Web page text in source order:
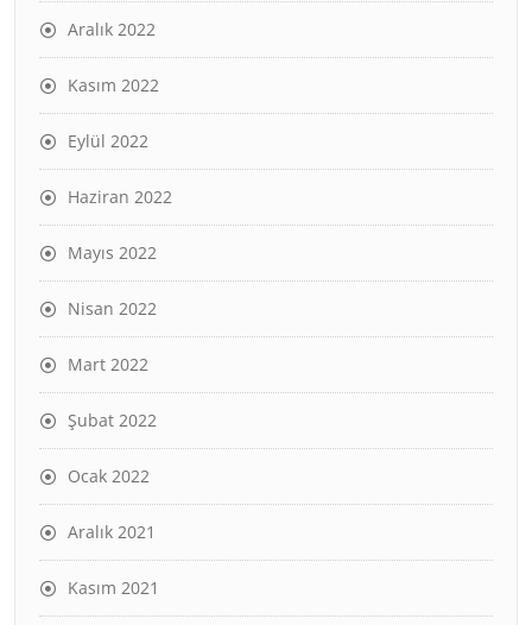
Aralık 2022
Kasım 2022
Eylül 2022
Haziran 2022
Mayıs 2022
Nisan 2022
Mart 2022
Şubat 2022
Ocak 2022
Aralık 2021
Kasım 2021